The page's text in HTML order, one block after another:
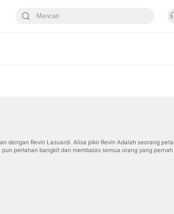
dengan Revin Lazuardi. Alisa pikir Revin Adalah seorang
perlahan bangkit dan membalas semua orang yang pernah